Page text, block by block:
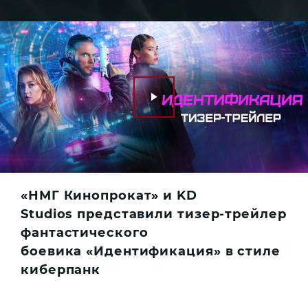
«НМГ Кинопрокат» и KD
Studios представили тизер-трейлер
фантастического
боевика «Идентификация» в стиле
киберпанк